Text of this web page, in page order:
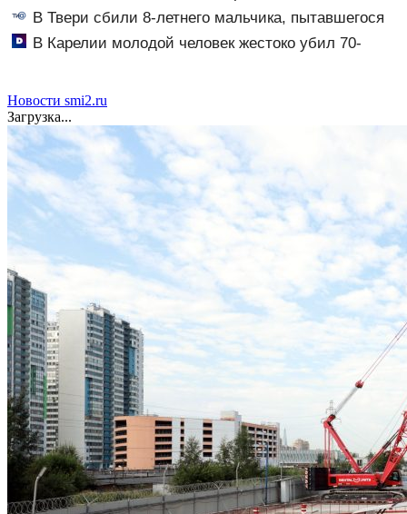
седьмые сутки
В Твери сбили 8-летнего мальчика, пытавшегося
перебежать проспект
В Карелии молодой человек жестоко убил 70-
Новости smi2.ru
Загрузка...